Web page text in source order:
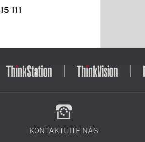
111
KONTAKTUJTE NÁS